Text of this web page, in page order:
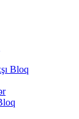
Bloq